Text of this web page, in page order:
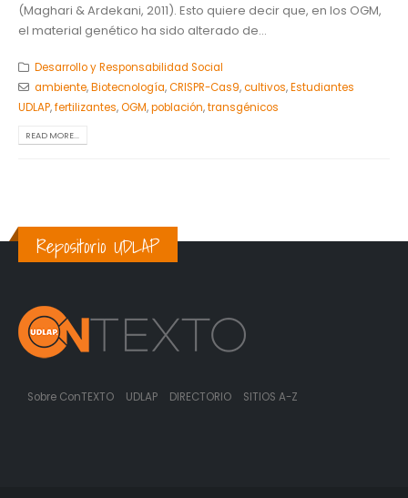
(Maghari & Ardekani, 2011). Esto quiere decir que, en los OGM,
el material genético ha sido alterado de...
Desarrollo y Responsabilidad Social
ambiente,Biotecnología,CRISPR-Cas9,cultivos,Estudiantes
UDLAP,fertilizantes,OGM,población,transgénicos
READ MORE...
Repositorio UDLAP
Sobre ConTEXTO UDLAP DIRECTORIO SITIOS A-Z